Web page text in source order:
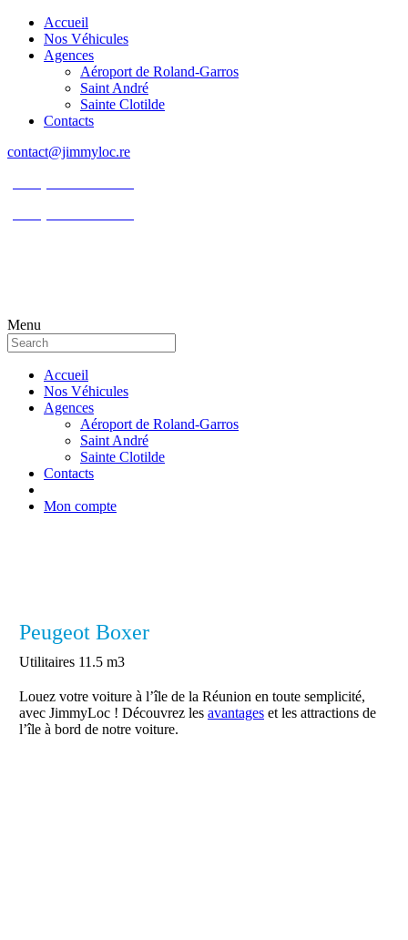
Accueil
Nos Véhicules
Agences
Aéroport de Roland-Garros
Saint André
Sainte Clotilde
Contacts
contact@jimmyloc.re
Menu
Accueil
Nos Véhicules
Agences
Aéroport de Roland-Garros
Saint André
Sainte Clotilde
Contacts
Mon compte
Peugeot Boxer
Utilitaires 11.5 m3
Louez votre voiture à l’île de la Réunion en toute semplicité,
avec JimmyLoc ! Découvrez les avantageset les attractions de
l’île à bord de notre voiture.